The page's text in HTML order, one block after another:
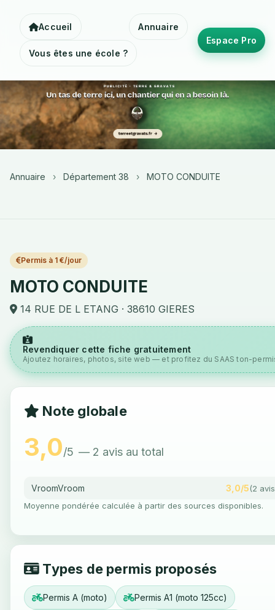
Accueil Annuaire
Vous êtes une école ?
Espace Pro
Annuaire › Département 38 › MOTO CONDUITE
Permis à 1 €/jour
MOTO CONDUITE
14 RUE DE L ETANG · 38610 GIERES
Revendiquer cette fiche gratuitement
Ajoutez horaires, photos, site web — et profitez du SAAS ton-
Note globale
3,0/5 — 2 avis au total
VroomVroom 3,0/5(2
Moyenne pondérée calculée à partir des sources disponibles.
Types de permis proposés
Permis A (moto) Permis A1 (moto 125cc)